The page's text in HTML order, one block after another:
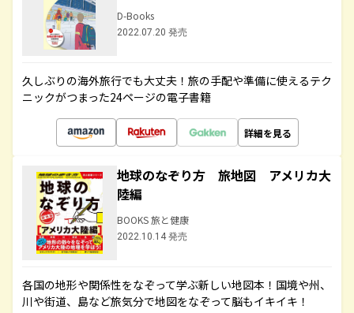
D-Books
2022.07.20 発売
久しぶりの海外旅行でも大丈夫！旅の手配や準備に使えるテク
ニックがつまった24ページの電子書籍
詳細を見る
地球のなぞり方 旅地図 アメリカ大
陸編
BOOKS 旅と健康
2022.10.14 発売
各国の地形や関係性をなぞって学ぶ新しい地図本！国境や州、
川や街道、島など旅気分で地図をなぞって脳もイキイキ！